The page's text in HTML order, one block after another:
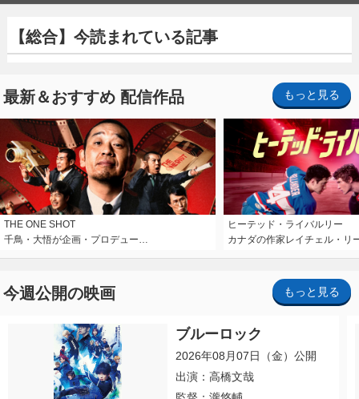
【総合】今読まれている記事
最新＆おすすめ 配信作品 もっと見る
THE ONE SHOT
千鳥・大悟が企画・プロデュー…
ヒーテッド・ライバルリー
カナダの作家レイチェル・リ
今週公開の映画 もっと見る
ブルーロック
2026年08月07日（金）公開
出演：高橋文哉